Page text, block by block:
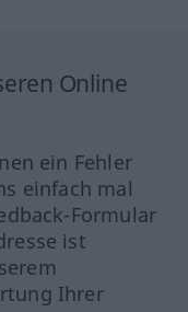
Online
ein Fehler
einfach mal
Formular
ist
Ihrer